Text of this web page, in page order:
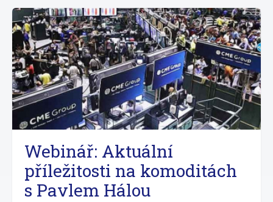
Webinář: Aktuální
příležitosti na komoditách
s Pavlem Hálou